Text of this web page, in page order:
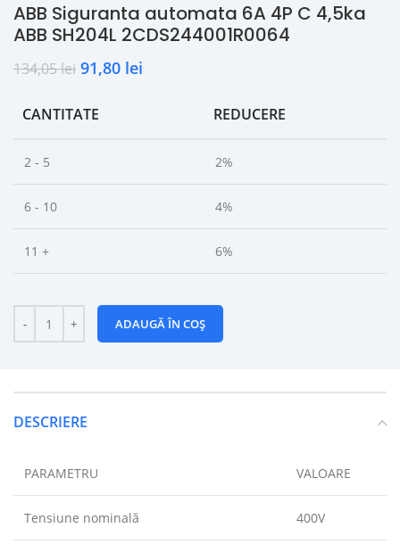
ABB Siguranta automata 6A 4P C 4,5ka
ABB SH204L 2CDS244001R0064
134,05lei 91,80 lei
CANTITATE REDUCERE
2 - 5 2%
6 - 10 4%
11 + 6%
ADAUGĂ ÎN COȘ
DESCRIERE
PARAMETRU VALOARE
Tensiune nominală 400V